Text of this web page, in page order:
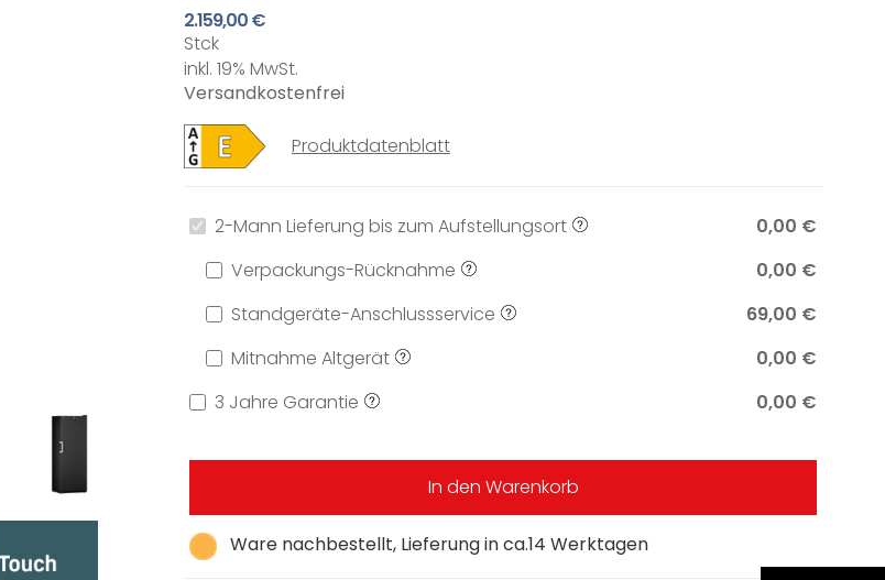
2.159,00 €
Stck
inkl. 19% MwSt.
Versandkostenfrei
Produktdatenblatt
Ware nachbestellt, Lieferung in ca.14 Werktagen
2-Mann Lieferung bis zum Aufstellungsort
0,00 €
Verpackungs-Rücknahme
0,00 €
Standgeräte-Anschlussservice
69,00 €
Mitnahme Altgerät
0,00 €
3 Jahre Garantie
0,00 €
In den Warenkorb